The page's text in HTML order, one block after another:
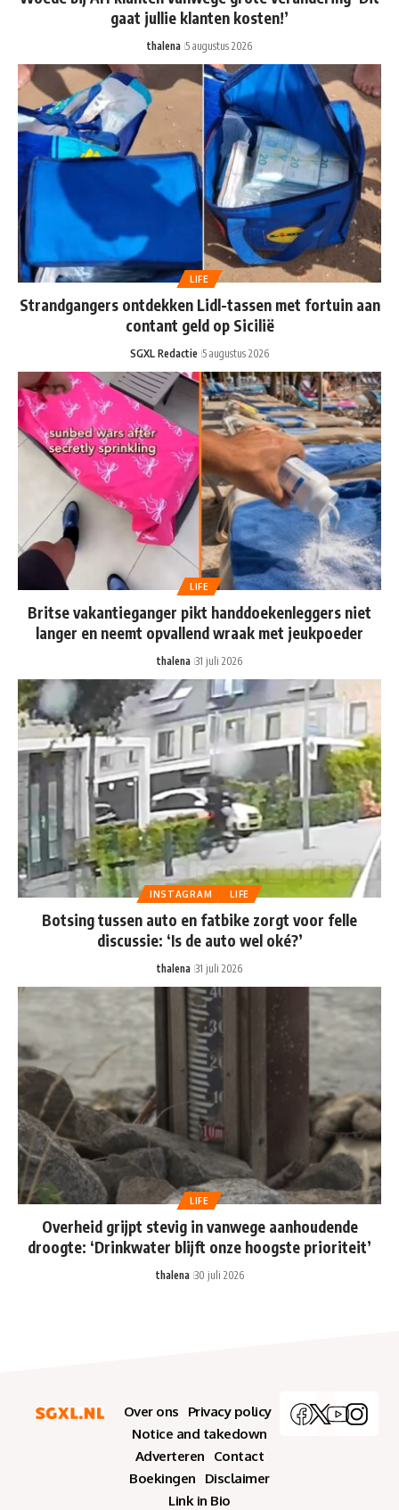
gaat jullie klanten kosten!’
thalena 5 augustus 2026
LIFE
Strandgangers ontdekken Lidl-tassen met fortuin aan
contant geld op Sicilië
SGXL Redactie 5 augustus 2026
LIFE
Britse vakantieganger pikt handdoekenleggers niet
langer en neemt opvallend wraak met jeukpoeder
thalena 31 juli 2026
INSTAGRAM LIFE
Botsing tussen auto en fatbike zorgt voor felle
discussie: ‘Is de auto wel oké?’
thalena 31 juli 2026
LIFE
Overheid grijpt stevig in vanwege aanhoudende
droogte: ‘Drinkwater blijft onze hoogste prioriteit’
thalena 30 juli 2026
Over ons
Privacy policy
Notice and takedown
Adverteren
Contact
Boekingen
Disclaimer
Link in Bio